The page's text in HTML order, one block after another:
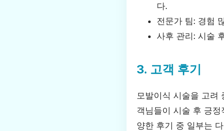
다.
전문가 팀: 경험
사후 관리: 시술
3. 고객 후기
모발이식 시술을 고려
객님들이 시술 후 긍
양한 후기 중 일부는